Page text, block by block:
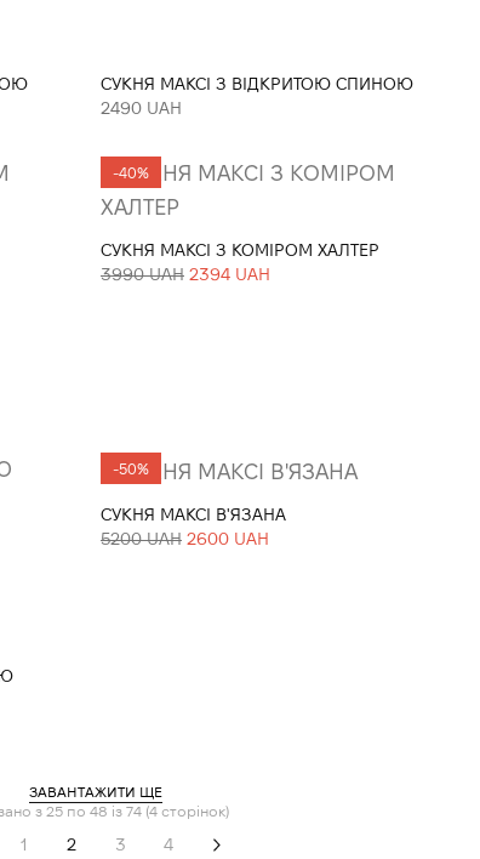
СУКНЯ МАКСІ З ВІДКРИТОЮ СПИНОЮ
2490 UAH
-40%
СУКНЯ МАКСІ З КОМІРОМ ХАЛТЕР
3990 UAH 2394 UAH
-50%
СУКНЯ МАКСІ В'ЯЗАНА
5200 UAH 2600 UAH
ЗАВАНТАЖИТИ ЩЕ
з 25 по 48 із 74 (4 сторінок)
1 2 3 4